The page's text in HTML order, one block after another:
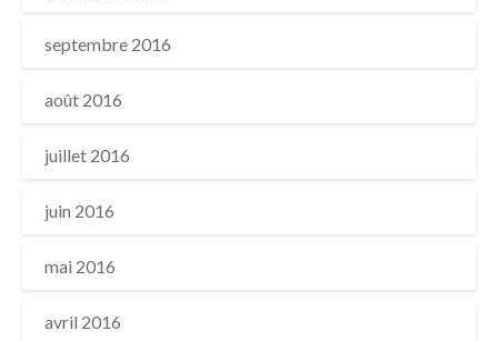
septembre 2016
août 2016
juillet 2016
juin 2016
mai 2016
avril 2016